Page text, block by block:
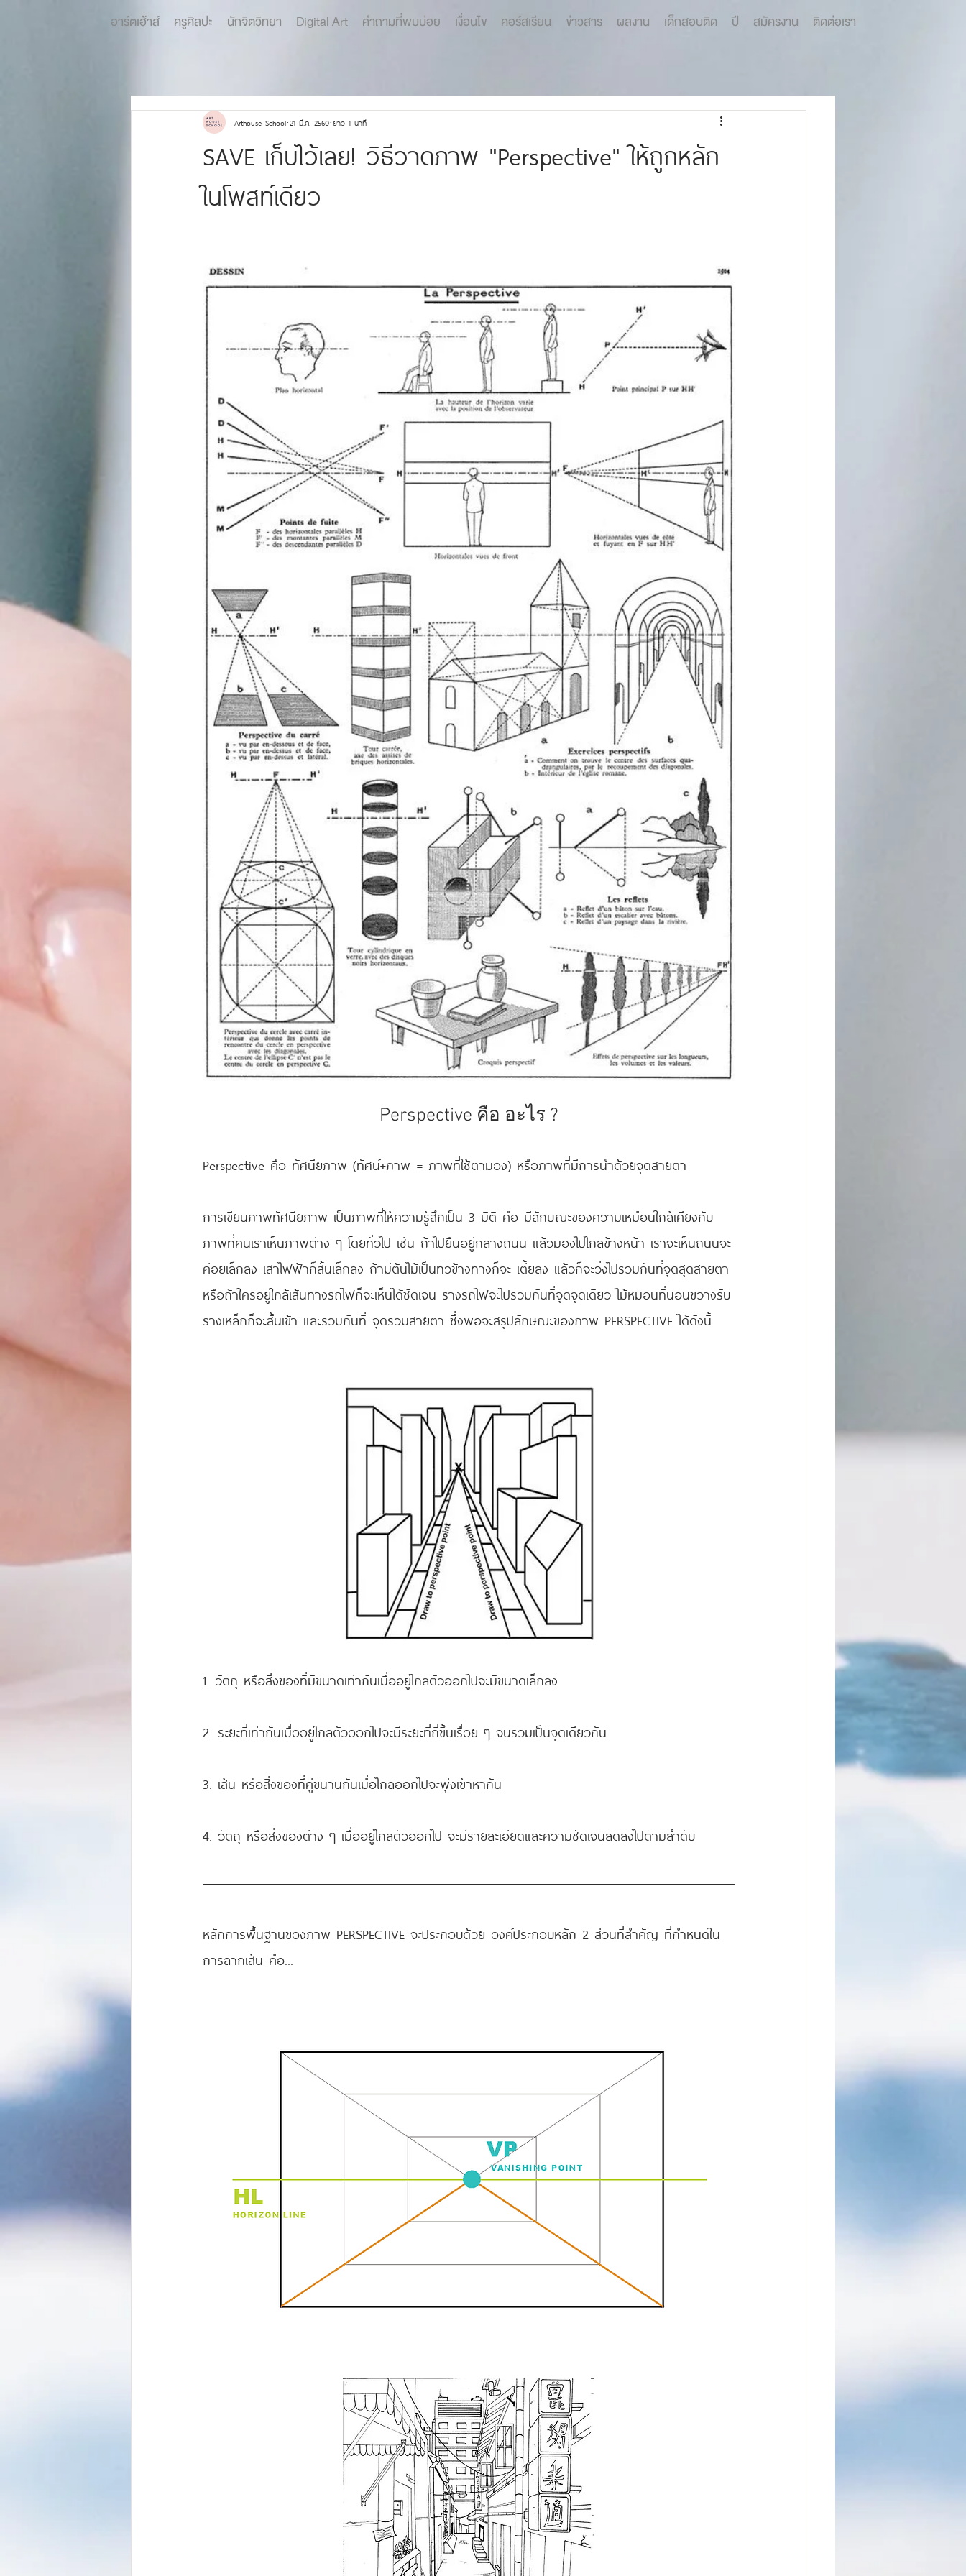
อาร์ตเฮ้าส์ ครูศิลปะ นักจิตวิทยา Digital Art คำถามที่พบบ่อย เงื่อนไข คอร์สเรียน ข่าวสาร ผลงาน เด็กสอบติด ปี สมัครงาน ติดต่อเรา
SAVE เก็บไว้เลย! วิธีวาดภาพ "Perspective" ให้ถูกหลัก
ในโพสท์เดียว
Arthouse School 21 มี.ค. 2560 ยาว 1 นาที
Perspective คือ อะไร ?
Perspective คือ ทัศนียภาพ (ทัศน์+ภาพ = ภาพที่ใช้ตามอง) หรือภาพที่มีการนำด้วยจุดสายตา
การเขียนภาพทัศนียภาพ เป็นภาพที่ให้ความรู้สึกเป็น 3 มิติ คือ มีลักษณะของความเหมือนใกล้เคียงกับ
ภาพที่คนเราเห็นภาพต่าง ๆ โดยทั่วไป เช่น ถ้าไปยืนอยู่กลางถนน แล้วมองไปไกลข้างหน้า เราจะเห็นถนนจะ
ค่อยเล็กลง เสาไฟฟ้าก็สั้นเล็กลง ถ้ามีต้นไม้เป็นทิวข้างทางก็จะ เตี้ยลง แล้วก็จะวิ่งไปรวมกันที่จุดสุดสายตา
หรือถ้าใครอยู่ใกล้เส้นทางรถไฟก็จะเห็นได้ชัดเจน รางรถไฟจะไปรวมกันที่จุดจุดเดียว ไม้หมอนที่นอนขวางรับ
รางเหล็กก็จะสั้นเข้า และรวมกันที่ จุดรวมสายตา ซึ่งพอจะสรุปลักษณะของภาพ PERSPECTIVE ได้ดังนี้
1. วัตถุ หรือสิ่งของที่มีขนาดเท่ากันเมื่ออยู่ไกลตัวออกไปจะมีขนาดเล็กลง
2. ระยะที่เท่ากันเมื่ออยู่ไกลตัวออกไปจะมีระยะที่ถี่ขึ้นเรื่อย ๆ จนรวมเป็นจุดเดียวกัน
3. เส้น หรือสิ่งของที่คู่ขนานกันเมื่อไกลออกไปจะพุ่งเข้าหากัน
4. วัตถุ หรือสิ่งของต่าง ๆ เมื่ออยู่ไกลตัวออกไป จะมีรายละเอียดและความชัดเจนลดลงไปตามลำดับ
หลักการพื้นฐานของภาพ PERSPECTIVE จะประกอบด้วย องค์ประกอบหลัก 2 ส่วนที่สำคัญ ที่กำหนดใน
การลากเส้น คือ...